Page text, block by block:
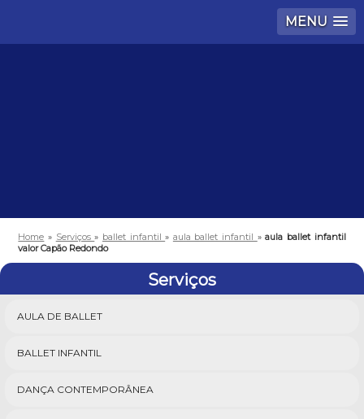
MENU
Home » Serviços» ballet infantil» aula ballet infantil »aula ballet infantil
valor Capão Redondo
Serviços
AULA DE BALLET
BALLET INFANTIL
DANÇA CONTEMPORÂNEA